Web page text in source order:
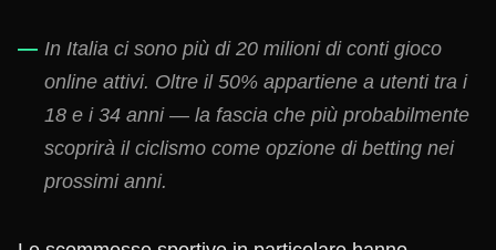
In Italia ci sono più di 20 milioni di conti gioco
online attivi. Oltre il 50% appartiene a utenti tra i
18 e i 34 anni — la fascia che più probabilmente
scoprirà il ciclismo come opzione di betting nei
prossimi anni.